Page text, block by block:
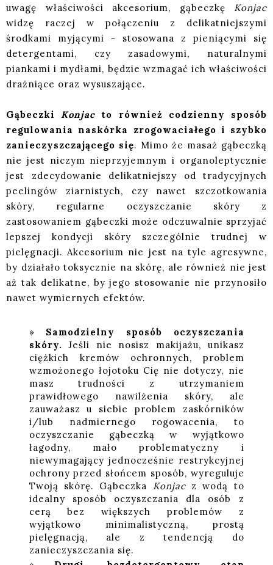
uwagę właściwości akcesorium, gąbeczkę Konjac
widzę raczej w połączeniu z delikatniejszymi
środkami myjącymi - stosowana z pieniącymi się
detergentami, czy zasadowymi, naturalnymi
piankami i mydłami, będzie wzmagać ich właściwości
drażniące oraz wysuszające.
GąbeczkiKonjac to również codzienny sposób
regulowania naskórka zrogowaciałego i szybko
zanieczyszczającego się. Mimo że masaż gąbeczką
nie jest niczym nieprzyjemnym i organoleptycznie
jest zdecydowanie delikatniejszy od tradycyjnych
peelingów ziarnistych, czy nawet szczotkowania
skóry, regularne oczyszczanie skóry z
zastosowaniem gąbeczki może odczuwalnie sprzyjać
lepszej kondycji skóry szczególnie trudnej w
pielęgnacji. Akcesorium nie jest na tyle agresywne,
by działało toksycznie na skórę, ale również nie jest
aż tak delikatne, by jego stosowanie nie przynosiło
nawet wymiernych efektów.
Samodzielny sposób oczyszczania
skóry.Jeśli nie nosisz makijażu, unikasz
ciężkich kremów ochronnych, problem
wzmożonego łojotoku Cię nie dotyczy, nie
masz trudności z utrzymaniem
prawidłowego nawilżenia skóry, ale
zauważasz u siebie problem zaskórników
i/lub nadmiernego rogowacenia, to
oczyszczanie gąbeczką w wyjątkowo
łagodny, mało problematyczny i
niewymagający jednocześnie restrykcyjnej
ochrony przed słońcem sposób, wyreguluje
Twoją skórę. Gąbeczka
Konjac z wodą to
idealny sposób oczyszczania dla osób z
cerą bez większych problemów z
wyjątkowo minimalistyczną, prostą
pielęgnacją, ale z tendencją do
zanieczyszczania się.